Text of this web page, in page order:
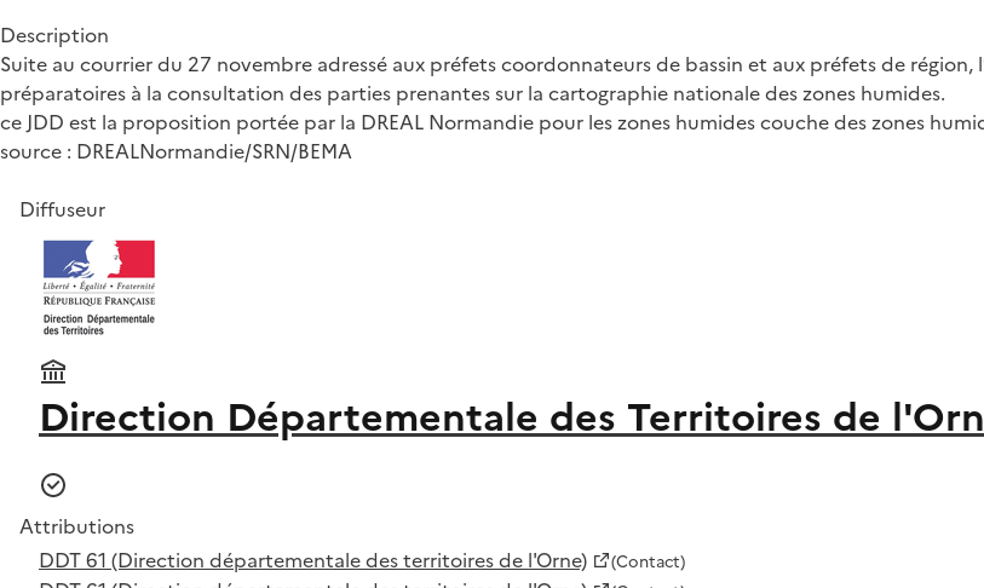
Description
Suite au courrier du 27 novembre adressé aux préfets coordonnateurs de bassin et aux préfets de région,
préparatoires à la consultation des parties prenantes sur la cartographie nationale des zones humides.
ce JDD est la proposition portée par la DREAL Normandie pour les zones humides couche des zones
source : DREALNormandie/SRN/BEMA
Diffuseur
Direction Départementale des Territoires de
Attributions
DDT 61 (Direction départementale des territoires de l'Orne)
(Contact)